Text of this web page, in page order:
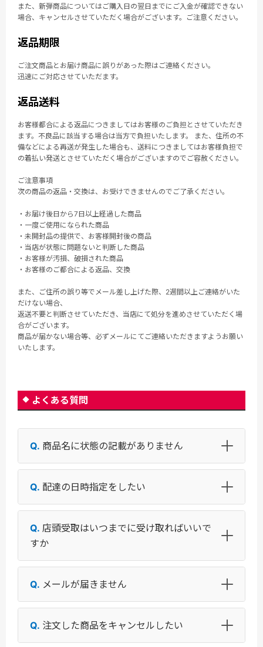
また、新弾商品についてはご購入日の翌日までにご入金が確認できない
場合、キャンセルさせていただく場合がございます。ご注意ください。
返品期限
ご注文商品とお届け商品に誤りがあった際はご連絡ください。
迅速にご対応させていただます。
返品送料
お客様都合による返品につきましてはお客様のご負担とさせていただき
ます。不良品に該当する場合は当方で負担いたします。 また、住所の不
備などによる再送が発生した場合も、送料につきましてはお客様負担で
の着払い発送とさせていただく場合がございますのでご容赦ください。
ご注意事項
次の商品の返品・交換は、お受けできませんのでご了承ください。
・お届け後日から7日以上経過した商品
・一度ご使用になられた商品
・未開封品の提供で、お客様開封後の商品
・当店が状態に問題ないと判断した商品
・お客様が汚損、破損された商品
・お客様のご都合による返品、交換
また、ご住所の誤り等でメール差し上げた際、2週間以上ご連絡がいた
だけない場合、
返送不要と判断させていただき、当店にて処分を進めさせていただく場
合がございます。
商品が届かない場合等、必ずメールにてご連絡いただきますようお願い
いたします。
よくある質問
商品名に状態の記載がありません
配達の日時指定をしたい
店頭受取はいつまでに受け取ればいいで
すか
メールが届きません
注文した商品をキャンセルしたい